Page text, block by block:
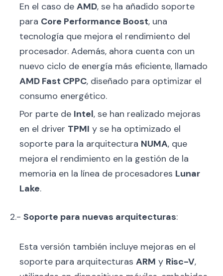
En el caso deAMD, se ha añadido soporte
para Core Performance Boost, una
tecnología que mejora el rendimiento del
procesador. Además, ahora cuenta con un
nuevo ciclo de energía más eficiente, llamado
AMD Fast CPPC, diseñado para optimizar el
consumo energético.
Por parte de Intel, se han realizado mejoras
en el driver TPMI y se ha optimizado el
soporte para la arquitectura NUMA, que
mejora el rendimiento en la gestión de la
memoria en la línea de procesadores Lunar
Lake.
2.- Soporte para nuevas arquitecturas:
Esta versión también incluye mejoras en el
soporte para arquitecturasARM y Risc-V,